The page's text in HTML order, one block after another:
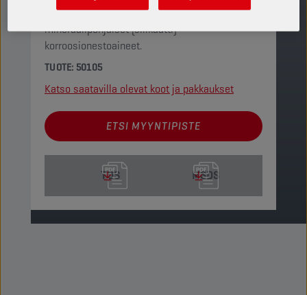
orgaaninen lisäainetekniikka ja
mineraalipohjaiset (silikaatti)
korroosionestoaineet.
TUOTE: 50105
Katso saatavilla olevat koot ja pakkaukset
ETSI MYYNTIPISTE
TDS MSDS